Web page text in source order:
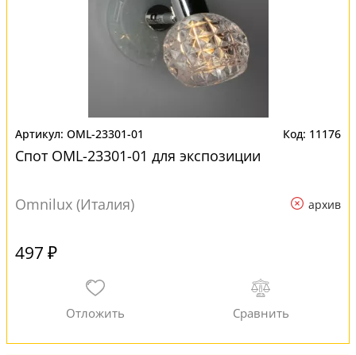
OML-23301-01 11176
Спот OML-23301-01 для экспозиции
Omnilux (Италия) архив
497 ₽